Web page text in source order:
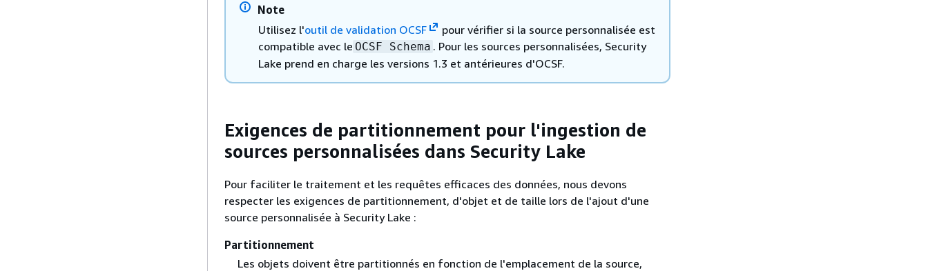
Note
Utilisez l'outil de validation OCSF
pour vérifier si la source personnalisée est
compatible avec le OCSF Schema . Pour les sources personnalisées, Security
Lake prend en charge les versions 1.3 et antérieures d'OCSF.
Exigences de partitionnement pour l'ingestion de
sources personnalisées dans Security Lake
Pour faciliter le traitement et les requêtes efficaces des données, nous devons
respecter les exigences de partitionnement, d'objet et de taille lors de l'ajout d'une
source personnalisée à Security Lake :
Partitionnement
Les objets doivent être partitionnés en fonction de l'emplacement de la source,